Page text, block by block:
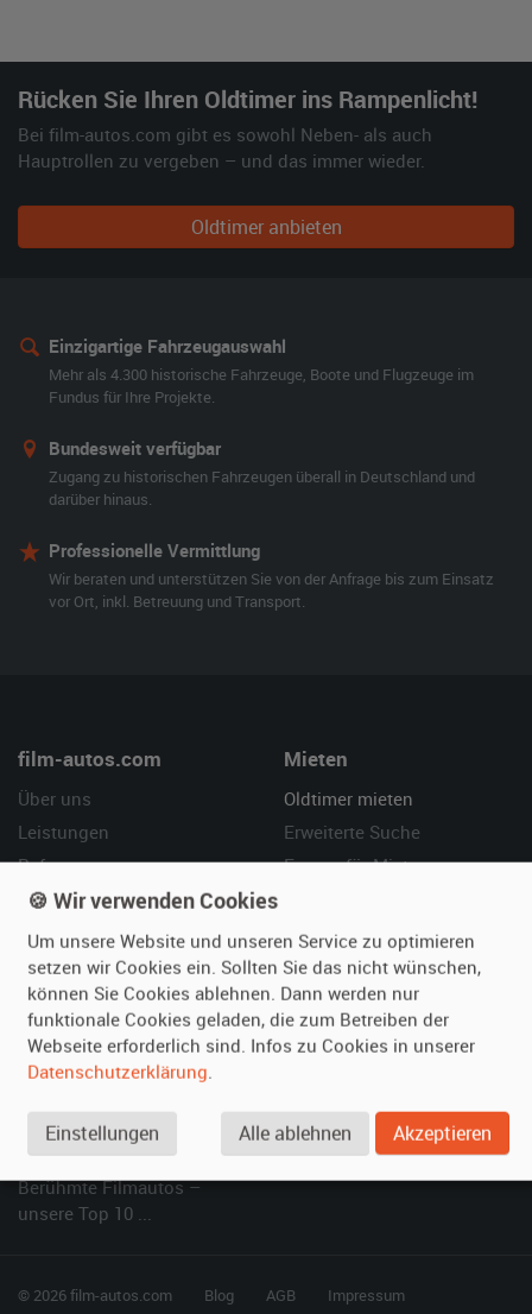
Rücken Sie Ihren Oldtimer ins Rampenlicht!
Bei film-autos.com gibt es sowohl Neben- als auch
Hauptrollen zu vergeben – und das immer wieder.
Oldtimer anbieten
Einzigartige Fahrzeugauswahl
Mehr als 4.300 historische Fahrzeuge, Boote und Flugzeuge im
Fundus für Ihre Projekte.
Bundesweit verfügbar
Zugang zu historischen Fahrzeugen überall in Deutschland und
darüber hinaus.
Professionelle Vermittlung
Wir beraten und unterstützen Sie von der Anfrage bis zum Einsatz
vor Ort, inkl. Betreuung und Transport.
film-autos.com
Über uns
Leistungen
Referenzen
Kundenmeinungen
Mieten
Oldtimer mieten
Erweiterte Suche
Fragen für Mieter
Vermieten
Oldtimer anmelden
Fotos senden
Fragen für Vermieter
Hilfe
Häufige Fragen (FAQ)
So funktioniert's
SPECIAL
Berühmte Filmautos –
unsere Top 10 ...
© 2026 film-autos.com Blog AGB Impressum
🍪 Wir verwenden Cookies
Um unsere Website und unseren Service zu optimieren
setzen wir Cookies ein. Sollten Sie das nicht wünschen,
können Sie Cookies ablehnen. Dann werden nur
funktionale Cookies geladen, die zum Betreiben der
Webseite erforderlich sind. Infos zu Cookies in unserer
Datenschutzerklärung.
Einstellungen Alle ablehnen Akzeptieren